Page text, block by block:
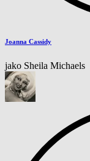
Joanna Cassidy
jako Sheila Michaels